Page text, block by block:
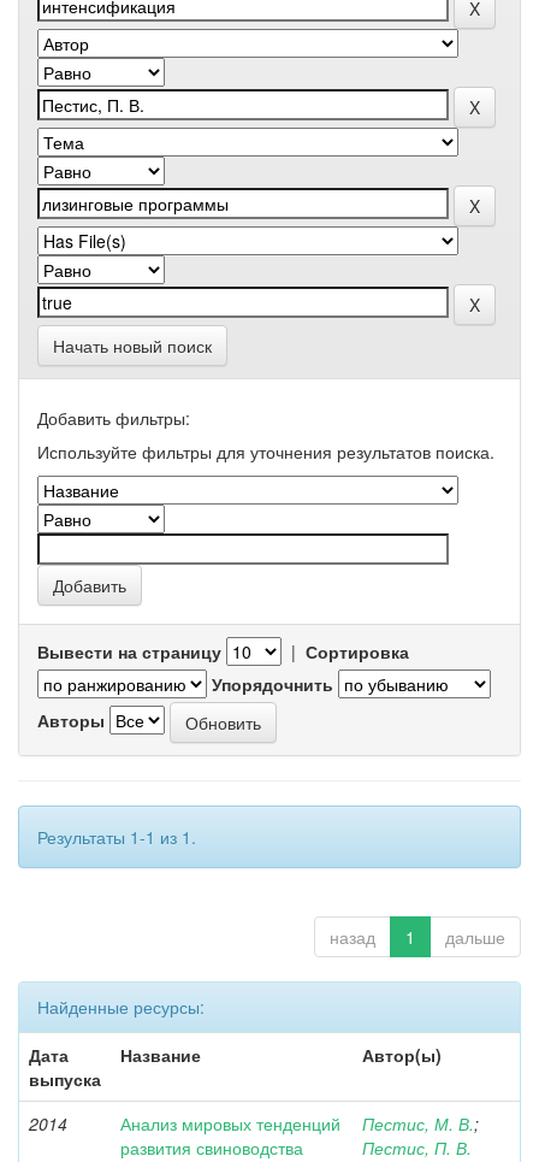
Начать новый поиск
Добавить фильтры:
Используйте фильтры для уточнения результатов поиска.
Вывести на страницу | Сортировка
Упорядочнить
Авторы
Результаты 1-1 из 1.
назад 1 дальше
Найденные ресурсы:
Дата
выпуска
Название Автор(ы)
2014
Анализ мировых тенденций
развития свиноводства
Пестис, М. В.;
Пестис, П. В.